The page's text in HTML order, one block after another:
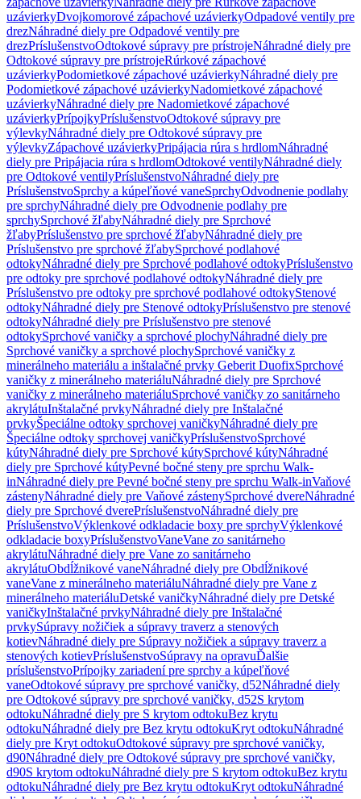
uzávierkyDvojkomorové zápachové uzávierkyOdpadové ventily pre
drezNáhradné diely pre Odpadové ventily pre
drezPríslušenstvoOdtokové súpravy pre prístrojeNáhradné diely pre
Odtokové súpravy pre prístrojeRúrkové zápachové
uzávierkyPodomietkové zápachové uzávierkyNáhradné diely pre
Podomietkové zápachové uzávierkyNadomietkové zápachové
uzávierkyNáhradné diely pre Nadomietkové zápachové
uzávierkyPrípojkyPríslušenstvoOdtokové súpravy pre
výlevkyNáhradné diely pre Odtokové súpravy pre
výlevkyZápachové uzávierkyPripájacia rúra s hrdlomNáhradné
diely pre Pripájacia rúra s hrdlomOdtokové ventilyNáhradné diely
pre Odtokové ventilyPríslušenstvoNáhradné diely pre
PríslušenstvoSprchy a kúpeľňové vaneSprchyOdvodnenie podlahy
pre sprchyNáhradné diely pre Odvodnenie podlahy pre
sprchySprchové žľabyNáhradné diely pre Sprchové
žľabyPríslušenstvo pre sprchové žľabyNáhradné diely pre
Príslušenstvo pre sprchové žľabySprchové podlahové
odtokyNáhradné diely pre Sprchové podlahové odtokyPríslušenstvo
pre odtoky pre sprchové podlahové odtokyNáhradné diely pre
Príslušenstvo pre odtoky pre sprchové podlahové odtokyStenové
odtokyNáhradné diely pre Stenové odtokyPríslušenstvo pre stenové
odtokyNáhradné diely pre Príslušenstvo pre stenové
odtokySprchové vaničky a sprchové plochyNáhradné diely pre
Sprchové vaničky a sprchové plochySprchové vaničky z
minerálneho materiálu a inštalačné prvky Geberit DuofixSprchové
vaničky z minerálneho materiáluNáhradné diely pre Sprchové
vaničky z minerálneho materiáluSprchové vaničky zo sanitárneho
akrylátuInštalačné prvkyNáhradné diely pre Inštalačné
prvkyŠpeciálne odtoky sprchovej vaničkyNáhradné diely pre
Špeciálne odtoky sprchovej vaničkyPríslušenstvoSprchové
kútyNáhradné diely pre Sprchové kútySprchové kútyNáhradné
diely pre Sprchové kútyPevné bočné steny pre sprchu Walk-
inNáhradné diely pre Pevné bočné steny pre sprchu Walk-inVaňové
zástenyNáhradné diely pre Vaňové zástenySprchové dvereNáhradné
diely pre Sprchové dverePríslušenstvoNáhradné diely pre
PríslušenstvoVýklenkové odkladacie boxy pre sprchyVýklenkové
odkladacie boxyPríslušenstvoVaneVane zo sanitárneho
akrylátuNáhradné diely pre Vane zo sanitárneho
akrylátuObdĺžnikové vaneNáhradné diely pre Obdĺžnikové
vaneVane z minerálneho materiáluNáhradné diely pre Vane z
minerálneho materiáluDetské vaničkyNáhradné diely pre Detské
vaničkyInštalačné prvkyNáhradné diely pre Inštalačné
prvkySúpravy nožičiek a súpravy traverz a stenových
kotievNáhradné diely pre Súpravy nožičiek a súpravy traverz a
stenových kotievPríslušenstvoSúpravy na opravuĎalšie
príslušenstvoPrípojky zariadení pre sprchy a kúpeľňové
vaneOdtokové súpravy pre sprchové vaničky, d52Náhradné diely
pre Odtokové súpravy pre sprchové vaničky, d52S krytom
odtokuNáhradné diely pre S krytom odtokuBez krytu
odtokuNáhradné diely pre Bez krytu odtokuKryt odtokuNáhradné
diely pre Kryt odtokuOdtokové súpravy pre sprchové vaničky,
d90Náhradné diely pre Odtokové súpravy pre sprchové vaničky,
d90S krytom odtokuNáhradné diely pre S krytom odtokuBez krytu
odtokuNáhradné diely pre Bez krytu odtokuKryt odtokuNáhradné